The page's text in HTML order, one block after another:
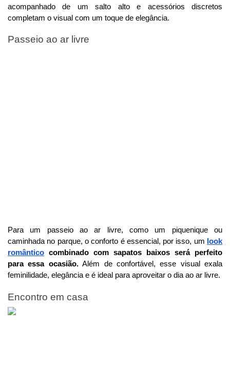
acompanhado de um salto alto e acessórios discretos
completam o visual com um toque de elegância.
Passeio ao ar livre
Para um passeio ao ar livre, como um piquenique ou
caminhada no parque, o conforto é essencial, por isso, um look
romântico combinado com sapatos baixos será perfeito
para essa ocasião.Além de confortável, esse visual exala
feminilidade, elegância e é ideal para aproveitar o dia ao ar livre.
Encontro em casa